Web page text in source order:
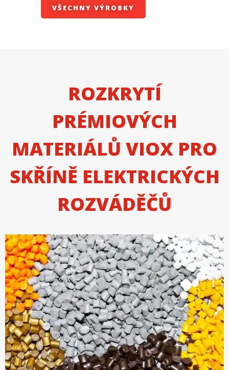
VŠECHNY VÝROBKY
ROZKRYTÍ
PRÉMIOVÝCH
MATERIÁLŮ VIOX PRO
SKŘÍNĚ ELEKTRICKÝCH
ROZVÁDĚČŮ